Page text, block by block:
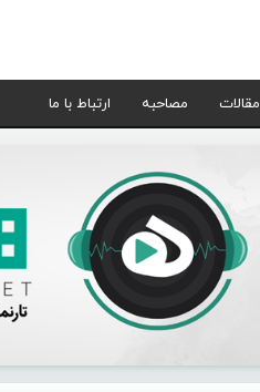
مقالات مصاحبه ارتباط با ما